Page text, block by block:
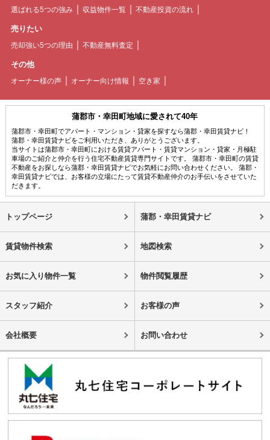
選ばれる5つの強み 収益物件一覧 不動産投資の流れ
売りたい
売却強い5つの理由 不動産無料査定
その他
オーナー様の声 オーナー向け情報 空き家
蒲郡市・幸田町地域に愛されて40年
蒲郡市・幸田町でアパート・マンション・貸家を探すなら蒲郡・幸田賃貸ナビ！
蒲郡・幸田賃貸ナビをご利用いただき、ありがとうございます。
当サイトは蒲郡市・幸田町における賃貸アパート・賃貸マンション・貸家・月極駐
車場のご紹介と仲介を行う住宅不動産賃貸専門サイトです。 蒲郡市・幸田町の賃貸
不動産をお探しなら蒲郡・幸田賃貸ナビでお気軽にお問い合わせください。 蒲郡・
幸田賃貸ナビでは、お客様の立場にたって賃貸不動産仲介のお手伝いをさせていた
だきます。
トップページ 蒲郡・幸田賃貸ナビ
賃貸物件検索 地図検索
お気に入り物件一覧 物件閲覧履歴
スタッフ紹介 お客様の声
会社概要 お問い合わせ